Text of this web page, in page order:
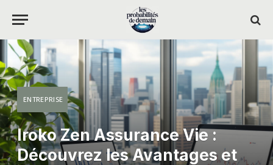
ENTREPRISE
Iroko Zen Assurance Vie :
Découvrez les Avantages et